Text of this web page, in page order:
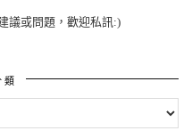
議或問題，歡迎私訊:)
類